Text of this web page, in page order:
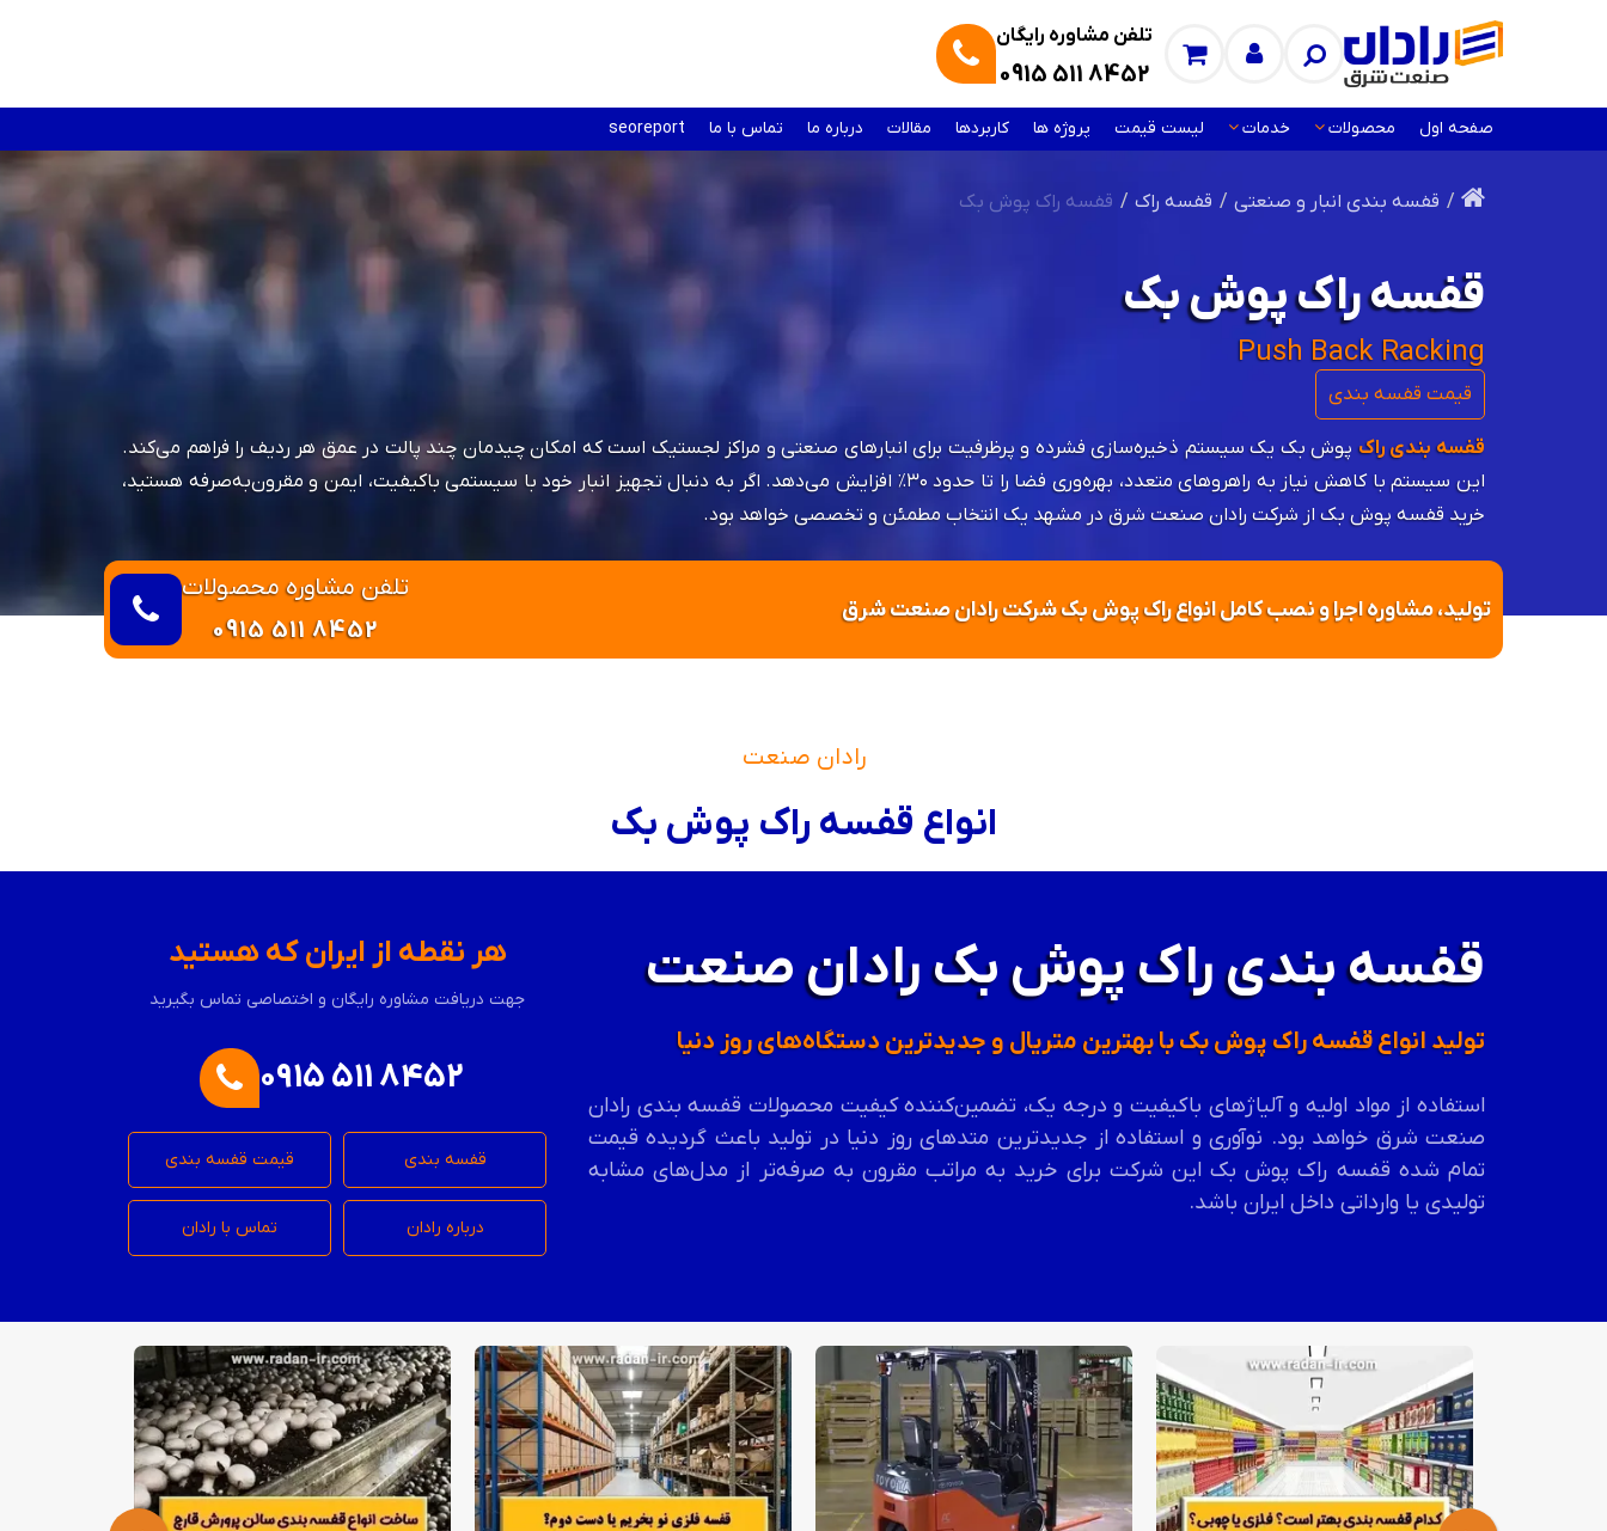
تلفن مشاوره رایگان
0915 511 8452
صفحه اول محصولات خدمات لیست قیمت پروژه ها کاربردها مقالات درباره ما تماس با ما seoreport
قفسه بندی انبار و صنعتی قفسه‌ راک قفسه راک پوش بک
قفسه راک پوش بک
Push Back Racking
قیمت قفسه بندی
قفسه بندی راکپوش بک یک سیستم ذخیره‌سازی فشرده و پرظرفیت برای انبارهای صنعتی و مراکز لجستیک است که امکان چیدمان چند پالت در عمق هر ردیف را فراهم می‌کند.
این سیستم با کاهش نیاز به راهروهای متعدد، بهره‌وری فضا را تا حدود ۳۰٪ افزایش می‌دهد. اگر به دنبال تجهیز انبار خود با سیستمی باکیفیت، ایمن و مقرون‌به‌صرفه هستید،
خرید قفسه پوش بک از شرکت رادان صنعت شرق در مشهد یک انتخاب مطمئن و تخصصی خواهد بود.
تولید، مشاوره اجرا و نصب کامل انواع راک پوش بک شرکت رادان صنعت شرق
تلفن مشاوره محصولات
0915 511 8452
رادان صنعت
انواع قفسه راک پوش بک
قفسه بندی راک پوش بک رادان صنعت
تولید انواع قفسه راک پوش بک با بهترین متریال و جدیدترین دستگاه‌های روز دنیا
استفاده از مواد اولیه و آلیاژهای باکیفیت و درجه یک، تضمین‌کننده کیفیت محصولات قفسه بندی رادان
صنعت شرق خواهد بود. نوآوری و استفاده از جدیدترین متدهای روز دنیا در تولید باعث گردیده قیمت
تمام شده قفسه راک پوش بک این شرکت برای خرید به مراتب مقرون به صرفه‌تر از مدل‌های مشابه
تولیدی یا وارداتی داخل ایران باشد.
هر نقطه از ایران که هستید
جهت دریافت مشاوره رایگان و اختصاصی تماس بگیرید
0915 511 8452
قفسه بندی قیمت قفسه بندی
درباره رادان تماس با رادان